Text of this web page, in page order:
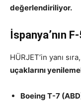
değerlendiriliyor.
İspanya’nın
HÜRJET’in yanı sıra,
uçaklarını
Boeing T-7